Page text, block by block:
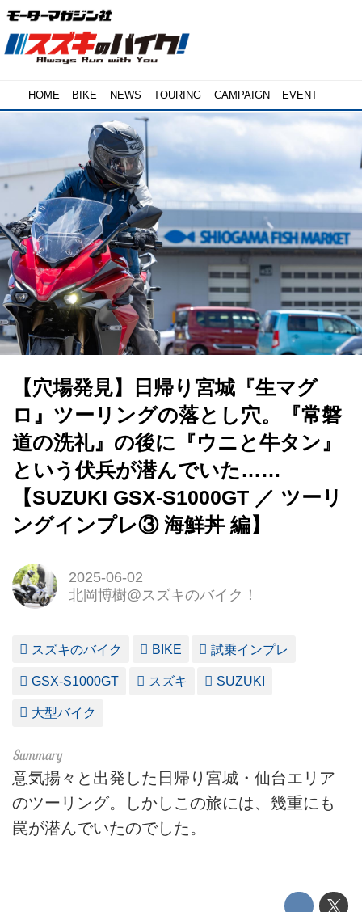
HOME BIKE NEWS TOURING CAMPAIGN EVENT
【穴場発見】日帰り宮城『生マグ
ロ』ツーリングの落とし穴。『常磐
道の洗礼』の後に『ウニと牛タン』
という伏兵が潜んでいた……
【SUZUKI GSX-S1000GT ／ ツーリ
ングインプレ③ 海鮮丼 編】
2025-06-02
北岡博樹@スズキのバイク！
スズキのバイク BIKE 試乗インプレ
GSX-S1000GT スズキ SUZUKI
大型バイク
意気揚々と出発した日帰り宮城・仙台エリア
のツーリング。しかしこの旅には、幾重にも
罠が潜んでいたのでした。